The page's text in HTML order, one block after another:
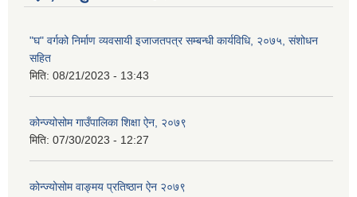
"घ" वर्गको निर्माण व्यवसायी इजाजतपत्र सम्बन्धी कार्यविधि, २०७५, संशोधन
सहित
मिति: 08/21/2023 - 13:43
कोन्ज्योसोम गाउँपालिका शिक्षा ऐन, २०७९
मिति: 07/30/2023 - 12:27
कोन्ज्योसोम वाङ्मय प्रतिष्ठान ऐन २०७९